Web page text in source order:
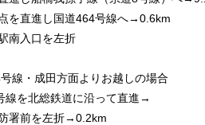
を直進し国道464号線へ→0.6km
南入口を左折
線・成田方面よりお越しの場合
線を北総鉄道に沿って直進→
署前を左折→0.2km